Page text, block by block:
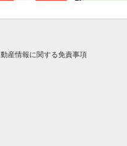
産情報に関する免責事項